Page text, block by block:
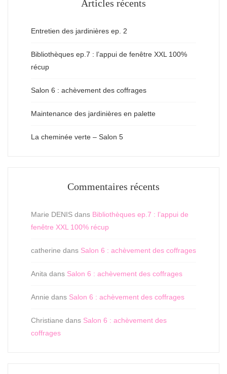
Articles récents
Entretien des jardinières ep. 2
Bibliothèques ep.7 : l’appui de fenêtre XXL 100%
récup
Salon 6 : achèvement des coffrages
Maintenance des jardinières en palette
La cheminée verte – Salon 5
Commentaires récents
Marie DENIS dans Bibliothèques ep.7 : l’appui de
fenêtre XXL 100% récup
catherine dans Salon 6 : achèvement des coffrages
Anita dans Salon 6 : achèvement des coffrages
Annie dans Salon 6 : achèvement des coffrages
Christiane dans Salon 6 : achèvement des
coffrages